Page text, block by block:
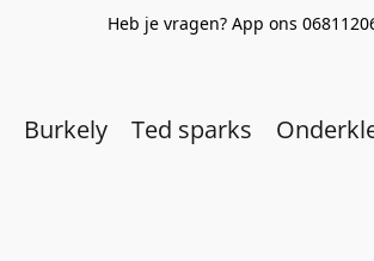
Heb je vragen? App ons
Burkely Ted sparks